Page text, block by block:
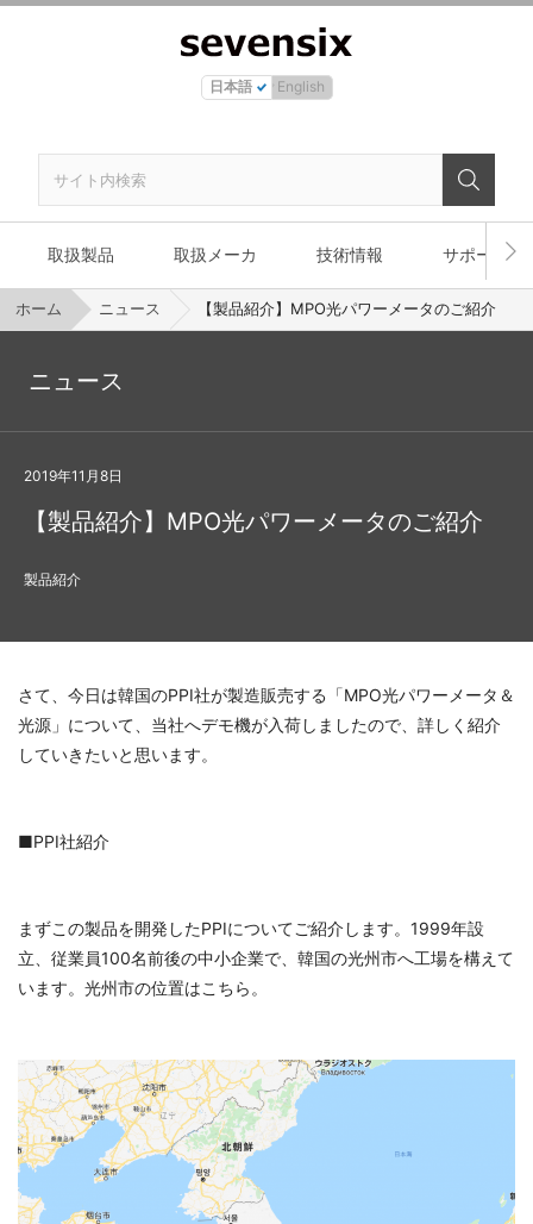
日本語 English
取扱製品 取扱メーカ 技術情報 サポート
ホーム ニュース 【製品紹介】MPO光パワーメータのご紹介
ニュース
【製品紹介】MPO光パワーメータのご紹介
製品紹介
2019年11月8日
さて、今日は韓国のPPI社が製造販売する「MPO光パワーメータ＆
光源」について、当社へデモ機が入荷しましたので、詳しく紹介
していきたいと思います。
■PPI社紹介
まずこの製品を開発したPPIについてご紹介します。1999年設
立、従業員100名前後の中小企業で、韓国の光州市へ工場を構えて
います。光州市の位置はこちら。